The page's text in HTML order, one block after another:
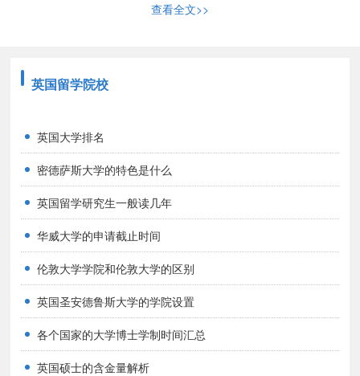
英国高中留学学费
公立高中：约1.6-2.0万英镑/年 （约14-17.5万元人
民币）
私立高中：约3.2-4.8万英镑/年 （约28-42万元人民
查看全文>>
英国留学院校
英国大学排名
密德萨斯大学的特色是什么
英国留学研究生一般读几年
华威大学的申请截止时间
伦敦大学学院和伦敦大学的区别
英国圣安德鲁斯大学的学院设置
各个国家的大学博士学制时间汇总
英国硕士的含金量解析